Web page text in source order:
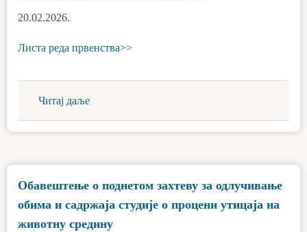
20.02.2026.
Листа реда првенства>>
Читај даље
Обавештење о поднетом захтеву за одлучивање
обима и садржаја студије о процени утицаја на
животну средину